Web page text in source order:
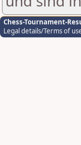
Chess-Tournament-
Legal details/Terms of